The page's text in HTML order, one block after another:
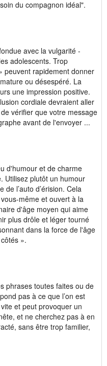
du compagnon idéal".
avec la vulgarité -
adolescents. Trop
peuvent rapidement donner
ou désespéré. La
une impression positive.
cordiale devraient aller
vérifier que votre message
avant de l'envoyer ...
d'humour et de charme
Utilisez plutôt un humour
de l’auto d’érision. Cela
même et ouvert à la
d'âge moyen qui aime
plus drôle et léger tourné
dans la force de l'âge
».
phrases toutes faites ou de
pas à ce que l’on est
et peut provoquer un
et ne cherchez pas à en
sans être trop familier,